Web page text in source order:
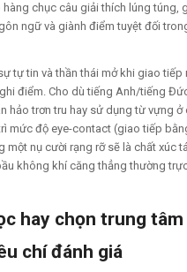
chục câu giải thích lúng túng,
ngữ và giành điểm tuyệt đối
tự tin và thần thái mở khi giao tiếp
điểm. Cho dù tiếng Anh/tiếng
hảo trơn tru hay sử dụng từ vựng ở
mức độ eye-contact (giao tiếp
một nụ cười rạng rỡ sẽ là chất xúc
không khí căng thẳng thường
hay chọn trung tâm
chí đánh giá